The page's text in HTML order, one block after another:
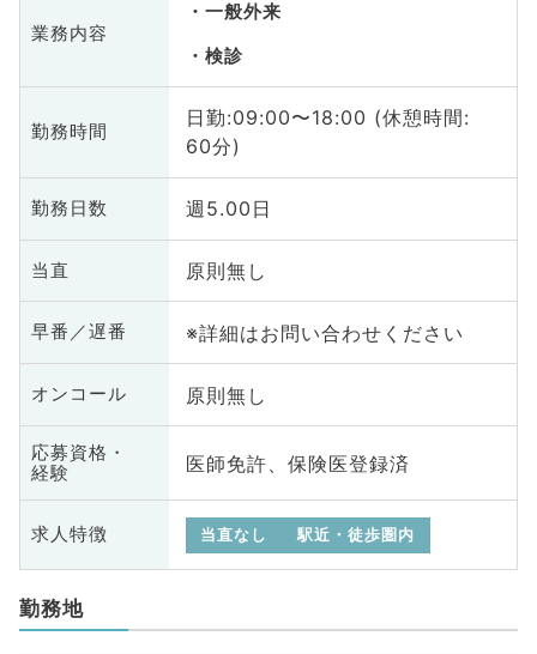
業務内容
一般外来
検診
勤務時間
日勤:09:00〜18:00 (休憩時間:
60分)
勤務日数 週5.00日
当直 原則無し
早番／遅番 ※詳細はお問い合わせください
オンコール 原則無し
応募資格・
経験
医師免許、保険医登録済
求人特徴 当直なし 駅近・徒歩圏内
勤務地